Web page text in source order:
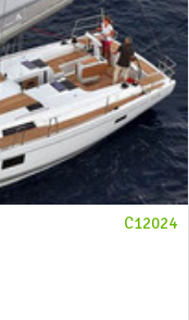
C12024